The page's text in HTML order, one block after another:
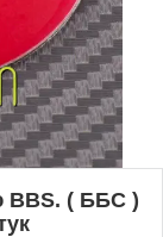
BBS. ( ББС )